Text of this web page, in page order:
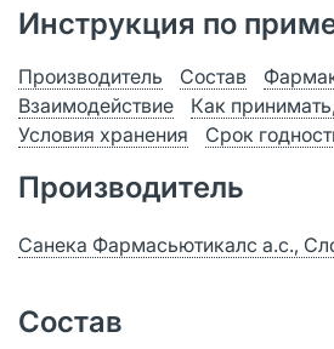
Инструкция по
Производитель Состав
Взаимодействие
Как
Условия хранения
Срок
Производитель
Санека Фармасьютикалс а.с.,
Состав